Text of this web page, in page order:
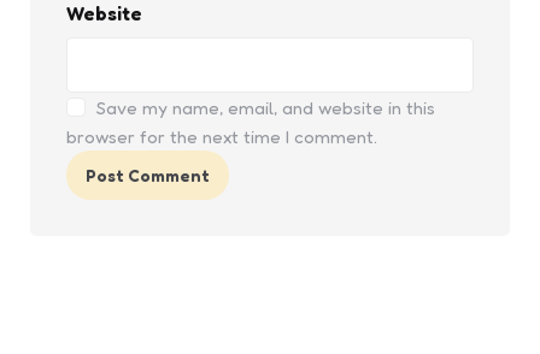
Website
Save my name, email, and website in this
browser for the next time I comment.